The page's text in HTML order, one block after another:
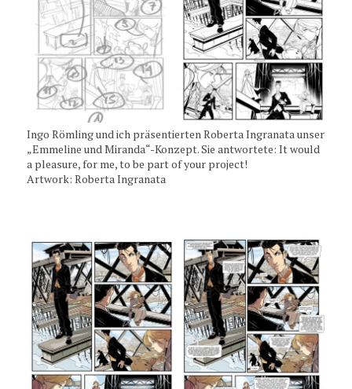
Ingo Römling und ich präsentierten Roberta Ingranata unser
„Emmeline und Miranda“-Konzept. Sie antwortete: It would
a pleasure, for me, to be part of your project!
Artwork: Roberta Ingranata